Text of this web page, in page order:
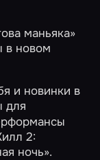
маньяка»
в новом
и новинки в
для
2:
ночь».